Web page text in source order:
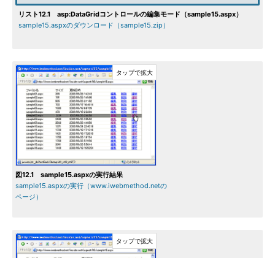
リスト12.1 asp:DataGridコントロールの編集モード（sample15.aspx）
sample15.aspxのダウンロード（sample15.zip）
図12.1 sample15.aspxの実行結果
sample15.aspxの実行（www.iwebmethod.netの
ページ）